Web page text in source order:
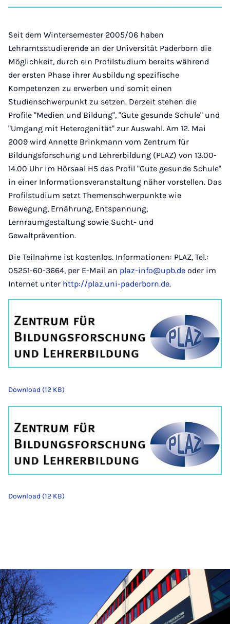
auf auf auf auf über
Seit dem Wintersemester 2005/06 haben
Lehramtsstudierende an der Universität Paderborn die
Möglichkeit, durch ein Profilstudium bereits während
der ersten Phase ihrer Ausbildung spezifische
Kompetenzen zu erwerben und somit einen
Studienschwerpunkt zu setzen. Derzeit stehen die
Profile "Medien und Bildung", "Gute gesunde Schule" und
"Umgang mit Heterogenität" zur Auswahl. Am 12. Mai
2009 wird Annette Brinkmann vom Zentrum für
Bildungsforschung und Lehrerbildung (PLAZ) von 13.00-
14.00 Uhr im Hörsaal H5 das Profil "Gute gesunde Schule"
in einer Informationsveranstaltung näher vorstellen. Das
Profilstudium setzt Themenschwerpunkte wie
Bewegung, Ernährung, Entspannung,
Lernraumgestaltung sowie Sucht- und
Gewaltprävention.
Die Teilnahme ist kostenlos. Informationen: PLAZ, Tel.:
05251-60-3664, per E-Mail an plaz-info@upb.de oder im
Internet unter http://plaz.uni-paderborn.de.
Download (12 KB)
Download (12 KB)